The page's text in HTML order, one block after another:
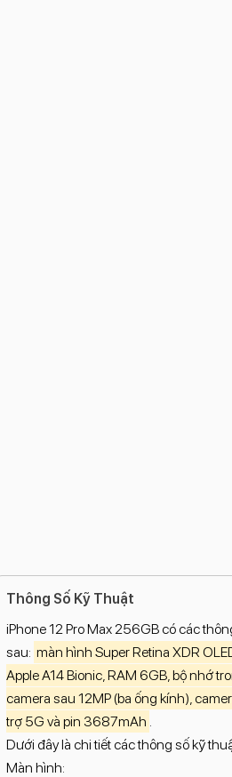
Thông Số Kỹ Thuật
iPhone 12 Pro Max 256GB có các
sau: màn hình Super Retina XDR
Apple A14 Bionic, RAM 6GB, bộ nhớ
camera sau 12MP (ba ống kính),
trợ 5G và pin 3687mAh
Dưới đây là chi tiết các thông số kỹ
Màn hình: